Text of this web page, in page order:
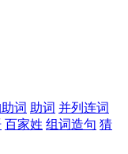
词 助词 并列连词
百家姓 组词造句 猜